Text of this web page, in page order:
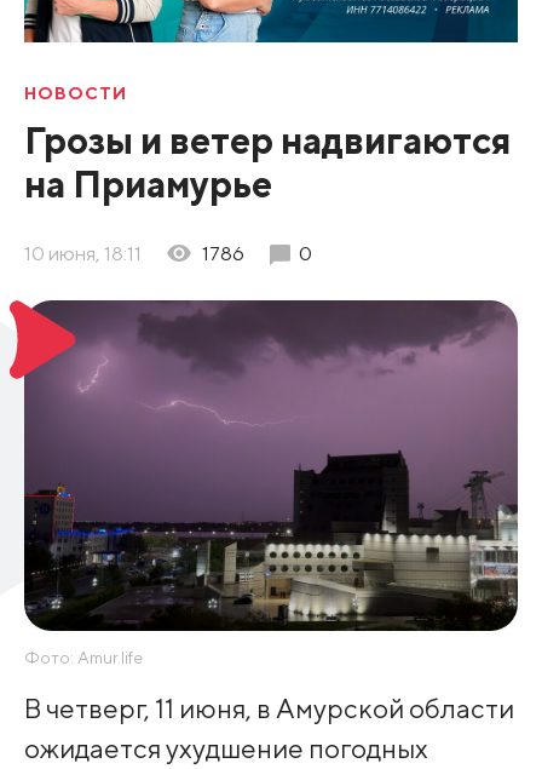
НОВОСТИ
Грозы и ветер надвигаются
на Приамурье
10 июня, 18:11 1786 0
Фото: Amur.life
В четверг, 11 июня, в Амурской области
ожидается ухудшение погодных